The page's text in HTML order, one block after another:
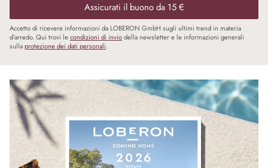
Assicurati il buono da 15 €
Accetto di ricevere informazioni da LOBERON GmbH sugli ultimi trend in materia
d’arredo. Qui trovi lecondizioni di inviodella newsletter e le informazioni generali
sullaprotezione dei dati personali.